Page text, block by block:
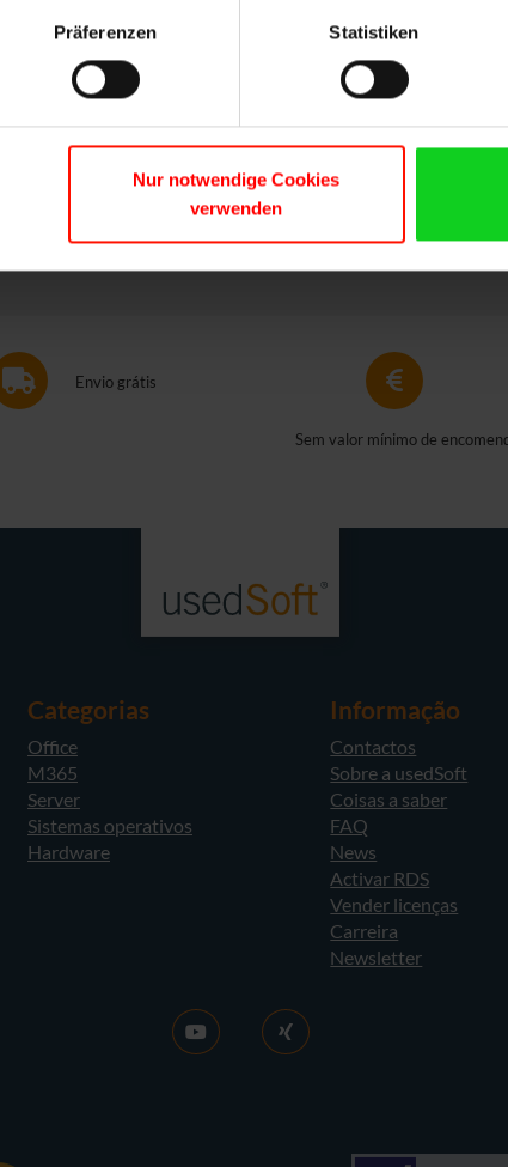
Präferenzen Statistiken
Nur notwendige Cookies
verwenden
Tem licenças Microsoft que já não são utilizadas na sua
fazer-lhe uma oferta. Também aceitamos contratos de
software que compramos e o que precisamos na nossa
MAIS SOBRE A VENDA DE LICENÇAS
Envio grátis
Sem valor mínimo de
Categorias
Office
M365
Server
Sistemas operativos
Hardware
Informação
Contactos
Sobre a usedSoft
Coisas a saber
FAQ
News
Activar RDS
Vender licenças
Carreira
Newsletter